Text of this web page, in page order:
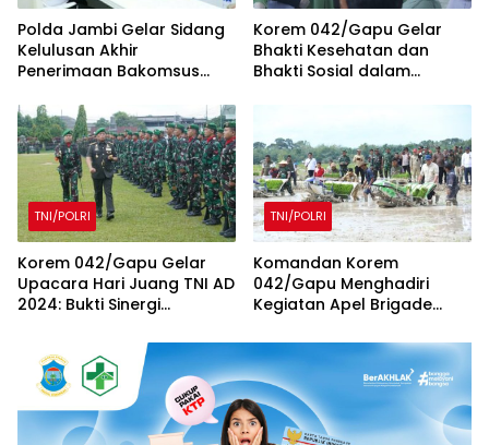
Polda Jambi Gelar Sidang
Kelulusan Akhir
Penerimaan Bakomsus
Korem 042/Gapu Gelar
Bhakti Kesehatan dan
Bhakti Sosial dalam
TNI/POLRI
Korem 042/Gapu Gelar
Upacara Hari Juang TNI AD
2024: Bukti Sinergi
TNI/POLRI
Komandan Korem
042/Gapu Menghadiri
Kegiatan Apel Brigade